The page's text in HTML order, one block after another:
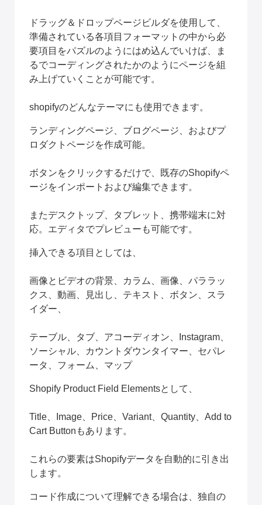
ドラッグ＆ドロップページビルダを使用して、
準備されている各項目フォーマットの中から必
要項目をパズルのようにはめ込んでいけば、ま
るでコーディングされたかのようにページを組
み上げていくことが可能です。
shopifyのどんなテーマにも使用できます。
ランディングページ、ブログページ、およびプ
ロダクトページを作成可能。
ボタンをクリックするだけで、既存のShopifyペ
ージをインポートおよび編集できます。
またデスクトップ、タブレット、携帯端末に対
応。エディタでプレビューも可能です。
挿入できる項目としては、
画像とビデオの背景、カラム、画像、パララッ
クス、動画、見出し、テキスト、ボタン、スラ
イダー、
テーブル、タブ、アコーディオン、Instagram、
ソーシャル、カウントダウンタイマー、セパレ
ータ、フォーム、マップ
Shopify Product Field Elementsとして、
Title、Image、Price、Variant、Quantity、Add to
Cart Buttonもあります。
これらの要素はShopifyデータを自動的に引き出
します。
コード作成について理解できる場合は、独自の